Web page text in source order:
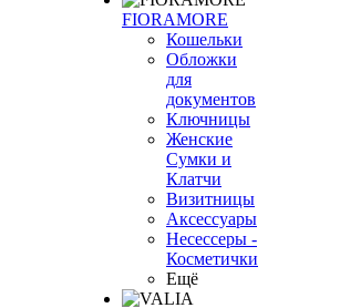
FIORAMORE
Кошельки
Обложки
для
документов
Ключницы
Женские
Сумки и
Клатчи
Визитницы
Аксессуары
Несессеры -
Косметички
Ещё